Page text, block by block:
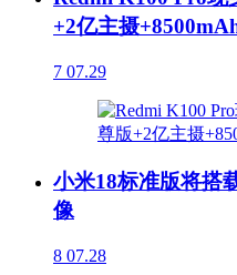
+2亿主摄
7 07.29
小米18标准版将搭
像
8 07.28